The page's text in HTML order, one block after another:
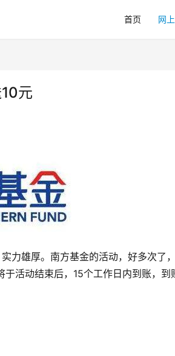
首页 网
元
力雄厚。南方基金的活动，好多次了
活动结束后，15个工作日内到账，到